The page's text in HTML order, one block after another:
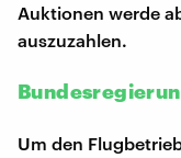
Auktionen werde
auszuzahlen.
Um den